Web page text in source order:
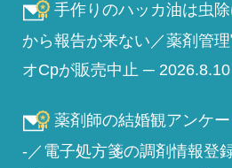
手作りのハッカ油は虫
から報告が来ない／薬剤管
オCpが販売中止 ─
薬剤師の結婚観アンケ
-／電子処方箋の調剤情報登